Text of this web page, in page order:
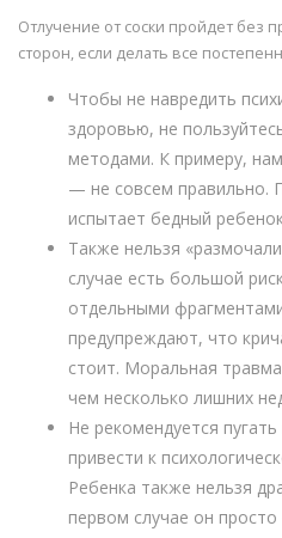
Отлучение от соски пройдет без
сторон, если делать все
Чтобы не навредить
здоровью, не
методами. К примеру,
— не совсем правильно.
испытает бедный
Также нельзя
случае есть большой
отдельными
предупреждают, что
стоит. Моральная
чем несколько лишних
Не рекомендуется
привести к
Ребенка также нельзя
первом случае он